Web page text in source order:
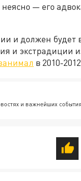
— его
и должен будет
и экстрадиции
в 2010-
и важнейших